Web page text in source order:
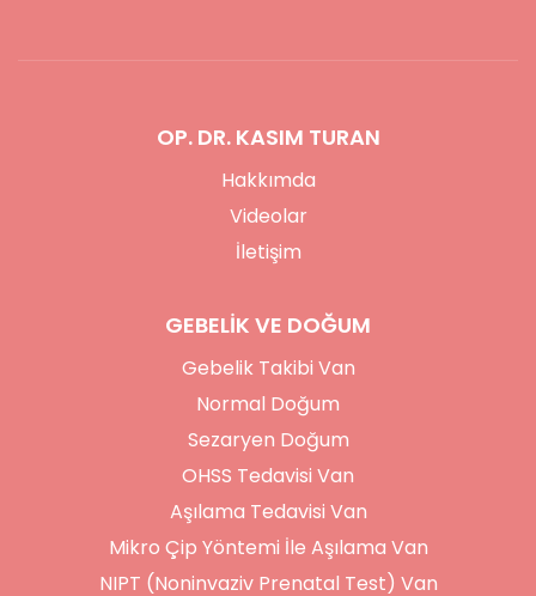
OP. DR. KASIM TURAN
Hakkımda
Videolar
İletişim
GEBELİK VE DOĞUM
Gebelik Takibi Van
Normal Doğum
Sezaryen Doğum
OHSS Tedavisi Van
Aşılama Tedavisi Van
Mikro Çip Yöntemi İle Aşılama Van
NIPT (Noninvaziv Prenatal Test) Van